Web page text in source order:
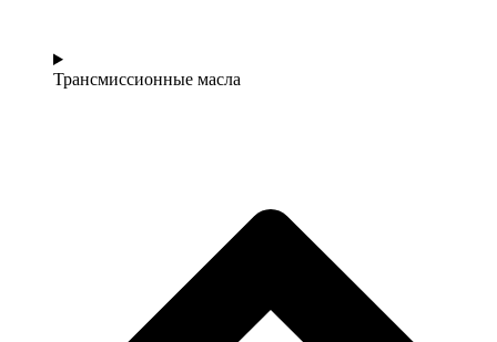
Трансмиссионные масла